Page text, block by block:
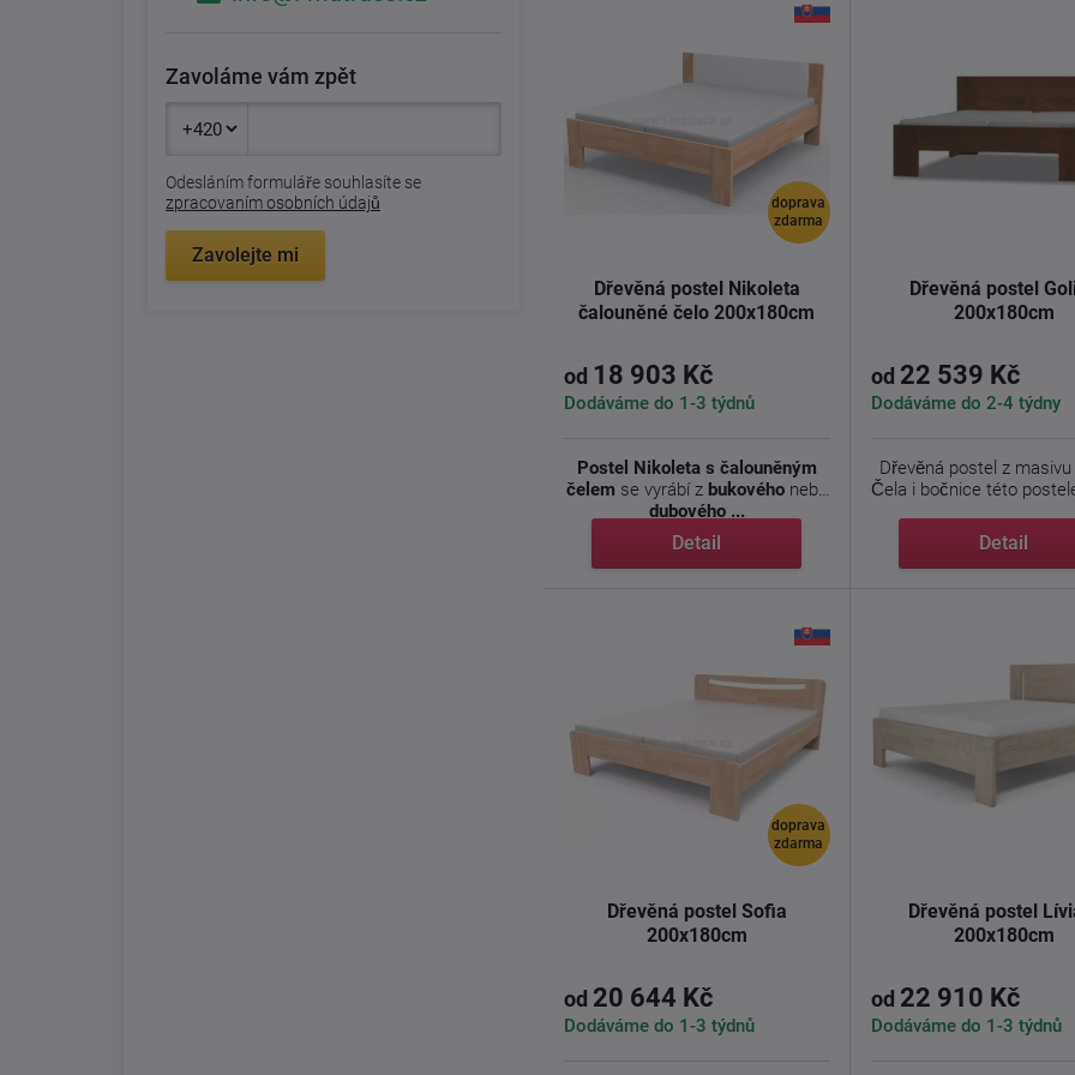
Zavoláme vám zpět
Odesláním formuláře souhlasíte se
zpracovaním osobních údajů
Zavolejte mi
doprava
zdarma
Dřevěná postel Nikoleta
čalouněné čelo 200x180cm
od 18 903 Kč
Dodáváme do 1-3 týdnů
Postel Nikoleta s čalouněným
čelem se vyrábí zbukovéhonebo
dubového ...
Detail
Dřevěná postel
200x180cm
od 22 539 Kč
Dodáváme do 2-4 týdny
Dřevěná postel z masivu
Čela i bočnice této
Detail
doprava
zdarma
Dřevěná postel Sofia
200x180cm
od 20 644 Kč
Dodáváme do 1-3 týdnů
Dřevěná postel
200x180cm
od 22 910 Kč
Dodáváme do 1-3 týdnů